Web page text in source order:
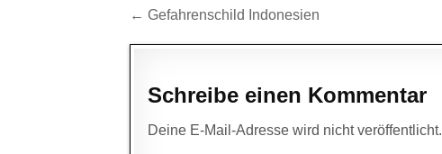
Beitragsnavigation
← Gefahrenschild Indonesien
Schreibe einen Kommentar
Deine E-Mail-Adresse wird nicht veröffentlicht.